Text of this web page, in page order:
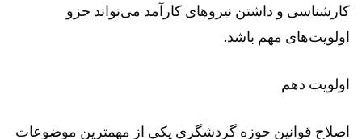
کارشناسی و داشتن نیروهای کارآمد می‌تواند جزو
اولویت‌های مهم باشد.
اولویت دهم
اصلاح قوانین حوزه گردشگری یکی از مهمترین موضوعات